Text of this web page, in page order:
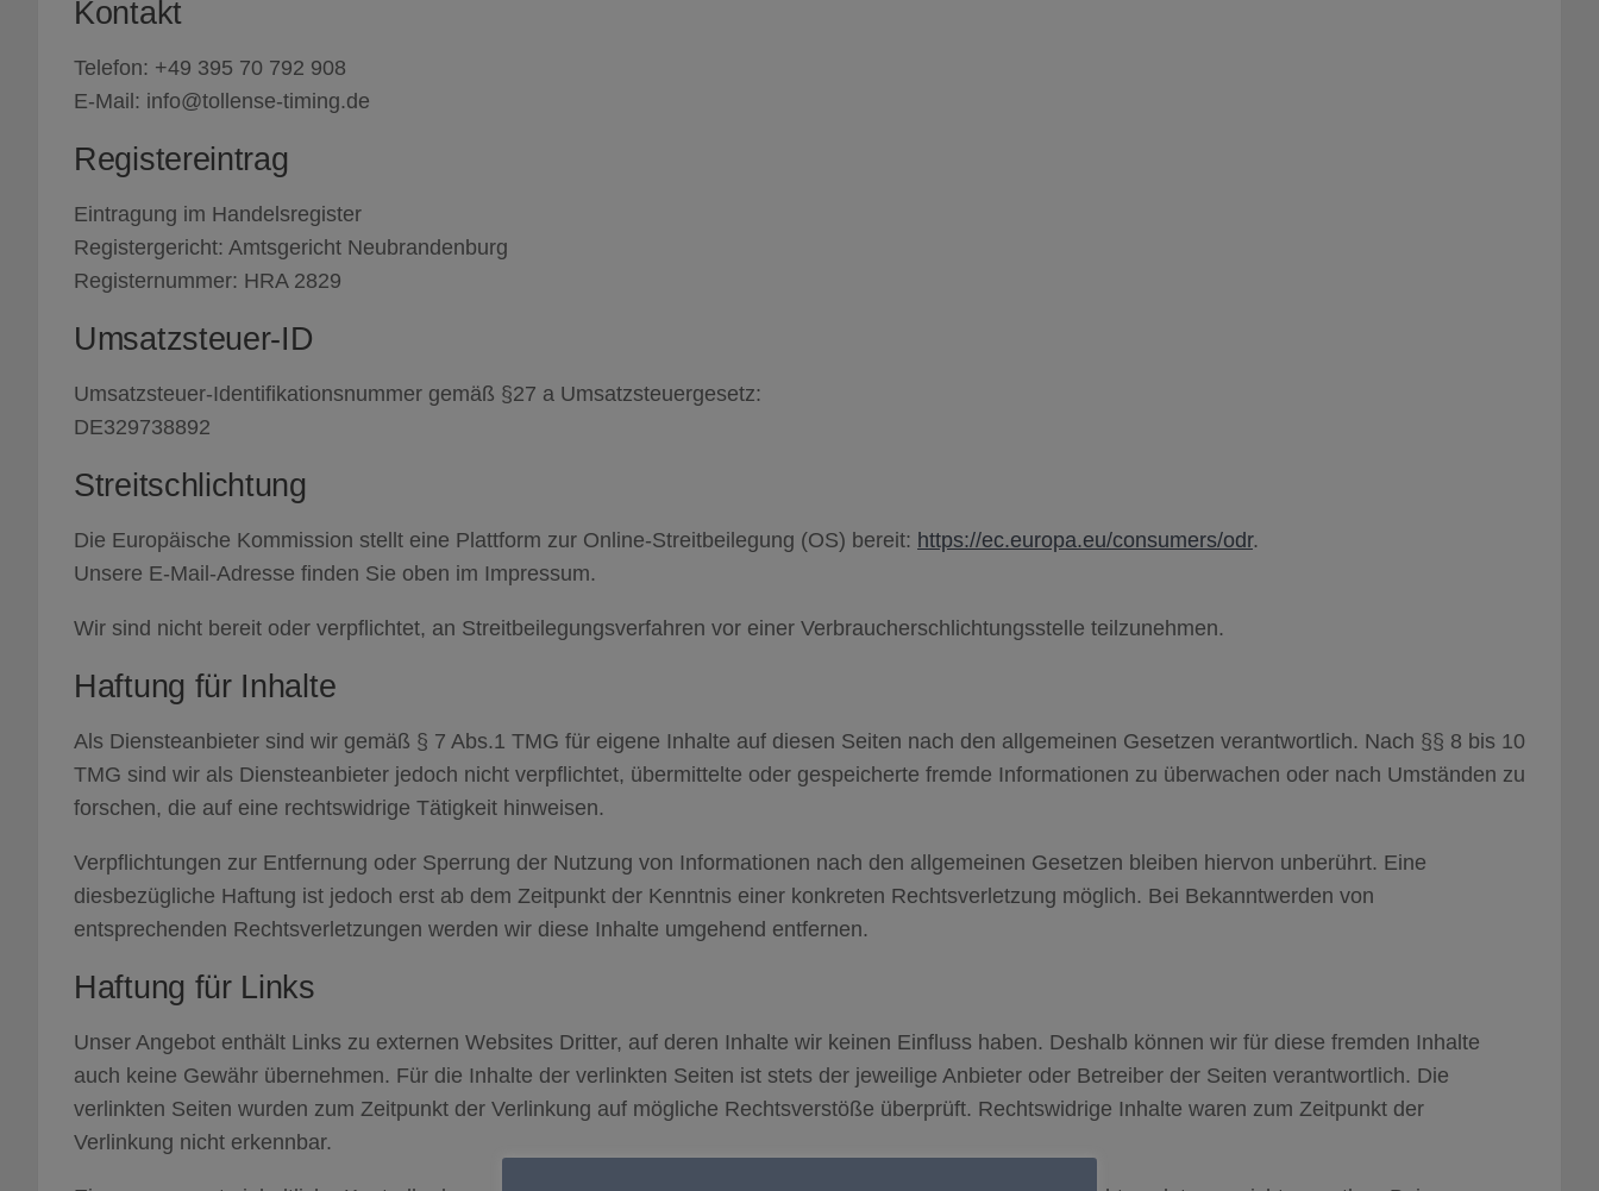
Kontakt
Telefon: +49 395 70 792 908
E-Mail: info@tollense-timing.de
Registereintrag
Eintragung im Handelsregister
Registergericht: Amtsgericht Neubrandenburg
Registernummer: HRA 2829
Umsatzsteuer-ID
Umsatzsteuer-Identifikationsnummer gemäß §27 a Umsatzsteuergesetz:
DE329738892
Streitschlichtung
Die Europäische Kommission stellt eine Plattform zur Online-Streitbeilegung (OS) bereit: https://ec.europa.eu/consumers/odr.
Unsere E-Mail-Adresse finden Sie oben im Impressum.
Wir sind nicht bereit oder verpflichtet, an Streitbeilegungsverfahren vor einer Verbraucherschlichtungsstelle teilzunehmen.
Haftung für Inhalte
Als Diensteanbieter sind wir gemäß § 7 Abs.1 TMG für eigene Inhalte auf diesen Seiten nach den allgemeinen Gesetzen verantwortlich. Nach §§ 8 bis 10
TMG sind wir als Diensteanbieter jedoch nicht verpflichtet, übermittelte oder gespeicherte fremde Informationen zu überwachen oder nach Umständen zu
forschen, die auf eine rechtswidrige Tätigkeit hinweisen.
Verpflichtungen zur Entfernung oder Sperrung der Nutzung von Informationen nach den allgemeinen Gesetzen bleiben hiervon unberührt. Eine
diesbezügliche Haftung ist jedoch erst ab dem Zeitpunkt der Kenntnis einer konkreten Rechtsverletzung möglich. Bei Bekanntwerden von
entsprechenden Rechtsverletzungen werden wir diese Inhalte umgehend entfernen.
Haftung für Links
Unser Angebot enthält Links zu externen Websites Dritter, auf deren Inhalte wir keinen Einfluss haben. Deshalb können wir für diese fremden Inhalte
auch keine Gewähr übernehmen. Für die Inhalte der verlinkten Seiten ist stets der jeweilige Anbieter oder Betreiber der Seiten verantwortlich. Die
verlinkten Seiten wurden zum Zeitpunkt der Verlinkung auf mögliche Rechtsverstöße überprüft. Rechtswidrige Inhalte waren zum Zeitpunkt der
Verlinkung nicht erkennbar.